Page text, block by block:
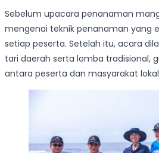
Sebelum upacara penanaman
mengenai teknik penanaman yang
setiap peserta. Setelah itu, acara
tari daerah serta lomba tradisional,
antara peserta dan masyarakat